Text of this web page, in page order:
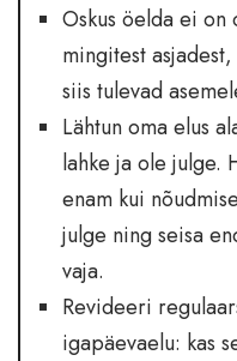
Oskus öelda ei on
mingitest
siis tulevad
Lähtun oma elus
lahke ja ole julge.
enam kui
julge ning seisa
vaja.
Revideeri
igapäevaelu: kas